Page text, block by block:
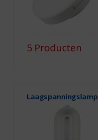
5 Producten
Laagspanningslamp